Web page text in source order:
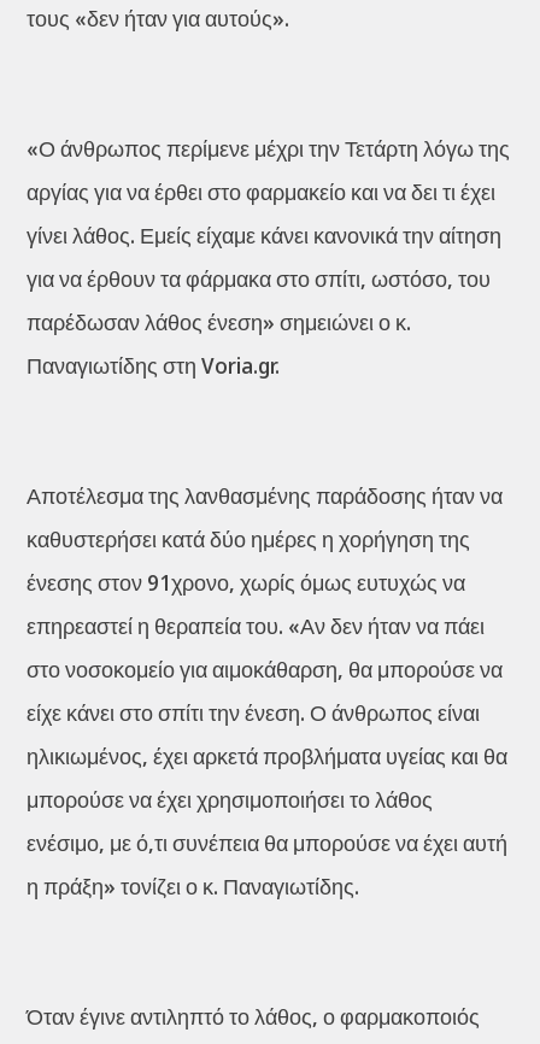
τους «δεν ήταν για αυτούς».
«Ο άνθρωπος περίμενε μέχρι την Τετάρτη λόγω της
αργίας για να έρθει στο φαρμακείο και να δει τι έχει
γίνει λάθος. Εμείς είχαμε κάνει κανονικά την αίτηση
για να έρθουν τα φάρμακα στο σπίτι, ωστόσο, του
παρέδωσαν λάθος ένεση» σημειώνει ο κ.
Παναγιωτίδης στη Voria.gr.
Αποτέλεσμα της λανθασμένης παράδοσης ήταν να
καθυστερήσει κατά δύο ημέρες η χορήγηση της
ένεσης στον 91χρονο, χωρίς όμως ευτυχώς να
επηρεαστεί η θεραπεία του. «Αν δεν ήταν να πάει
στο νοσοκομείο για αιμοκάθαρση, θα μπορούσε να
είχε κάνει στο σπίτι την ένεση. Ο άνθρωπος είναι
ηλικιωμένος, έχει αρκετά προβλήματα υγείας και θα
μπορούσε να έχει χρησιμοποιήσει το λάθος
ενέσιμο, με ό,τι συνέπεια θα μπορούσε να έχει αυτή
η πράξη» τονίζει ο κ. Παναγιωτίδης.
Όταν έγινε αντιληπτό το λάθος, ο φαρμακοποιός